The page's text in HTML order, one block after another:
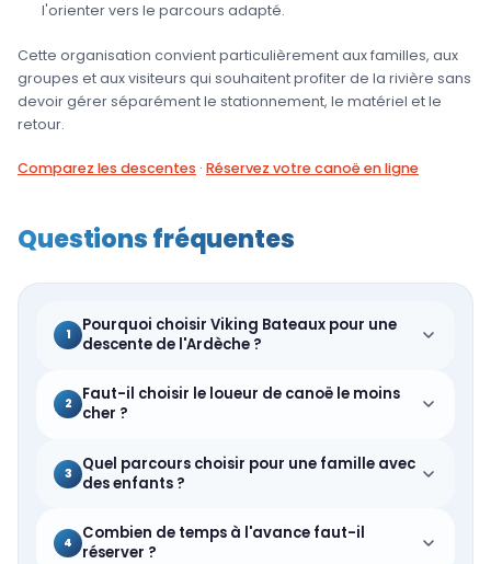
l'orienter vers le parcours adapté.
Cette organisation convient particulièrement aux familles, aux
groupes et aux visiteurs qui souhaitent profiter de la rivière sans
devoir gérer séparément le stationnement, le matériel et le
retour.
Comparez les descentes · Réservez votre canoë en ligne
Questions fréquentes
1
Pourquoi choisir Viking Bateaux pour une
descente de l'Ardèche ?
2
Faut-il choisir le loueur de canoë le moins
cher ?
3
Quel parcours choisir pour une famille avec
des enfants ?
4
Combien de temps à l'avance faut-il
réserver ?